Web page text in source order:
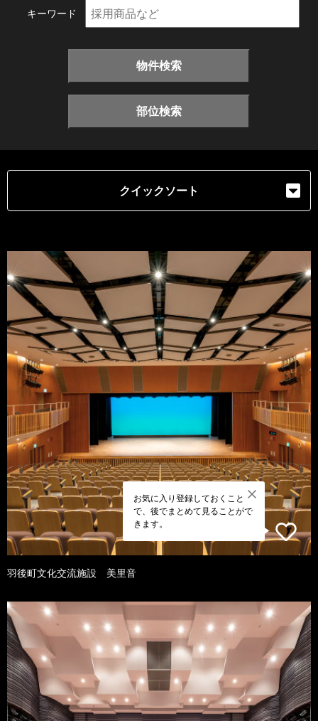
キーワード
物件検索
部位検索
クイックソート
お気に入り登録しておくこと
で、後でまとめて見ることがで
きます。
羽後町文化交流施設 美里音